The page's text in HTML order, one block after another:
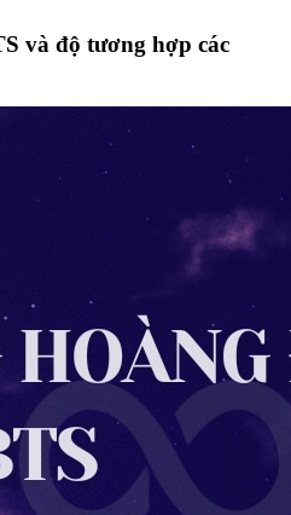
và độ tương hợp các